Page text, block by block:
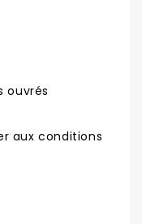
ouvrés
aux conditions